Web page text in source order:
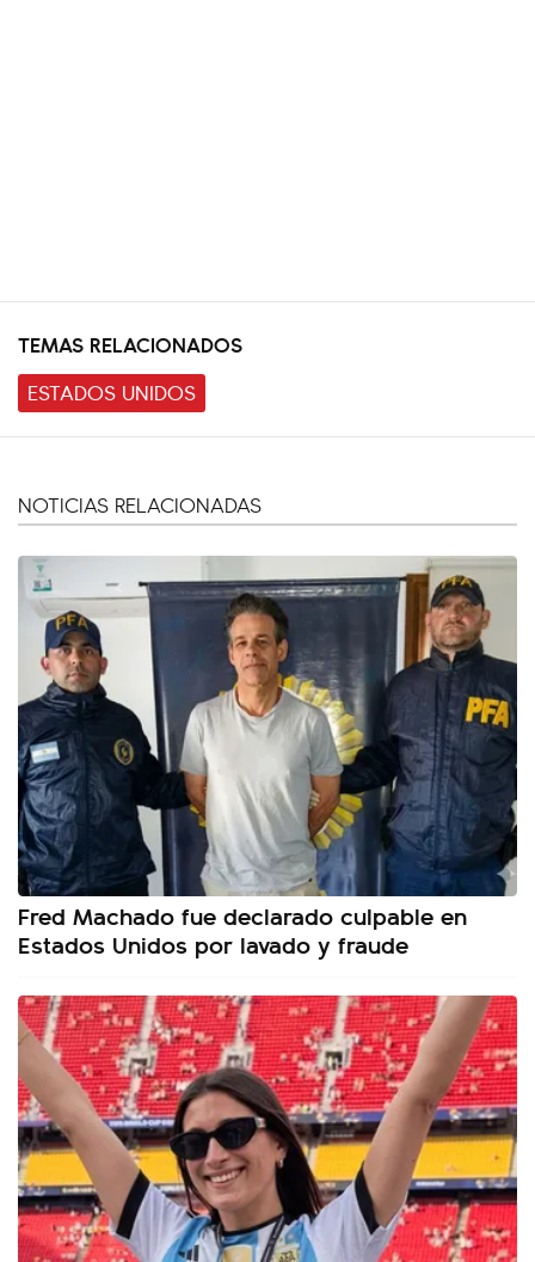
TEMAS RELACIONADOS
ESTADOS UNIDOS
NOTICIAS RELACIONADAS
Fred Machado fue declarado culpable en
Estados Unidos por lavado y fraude